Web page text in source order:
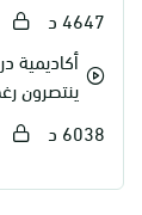
4647 د
أكاديمية
ينتصرون
6038 د